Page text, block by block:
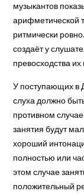
музыкантов
арифметической
ритмически
создаёт у
превосходства
У поступающих в
слуха должно
противном
занятия будут
хороший
полностью или
этом случае
положительный